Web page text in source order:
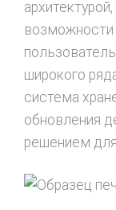
широкого
система
обновления
решением